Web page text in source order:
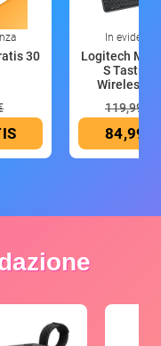
30
In evidenza
Logitech MX
S Tastiera
Wireless
119,99 €
84,99 €